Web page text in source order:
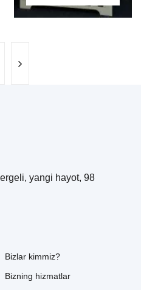
yangi hayot, 98
Bizlar kimmiz?
Bizning hizmatlar